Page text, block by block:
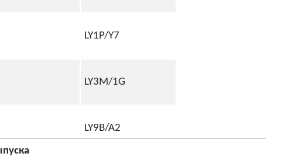
LY1P/Y7
LY3M/1G
LY9B/A2